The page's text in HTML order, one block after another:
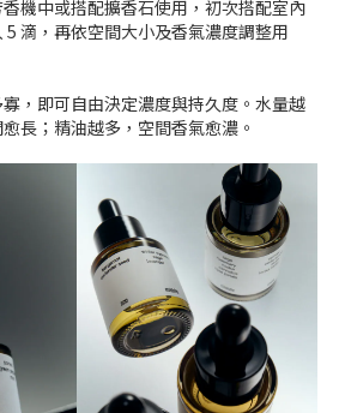
機中或搭配擴香石使用，初次搭配室內
滴，再依空間大小及香氣濃度調整用
，即可自由決定濃度與持久度。水量越
長；精油越多，空間香氣愈濃。